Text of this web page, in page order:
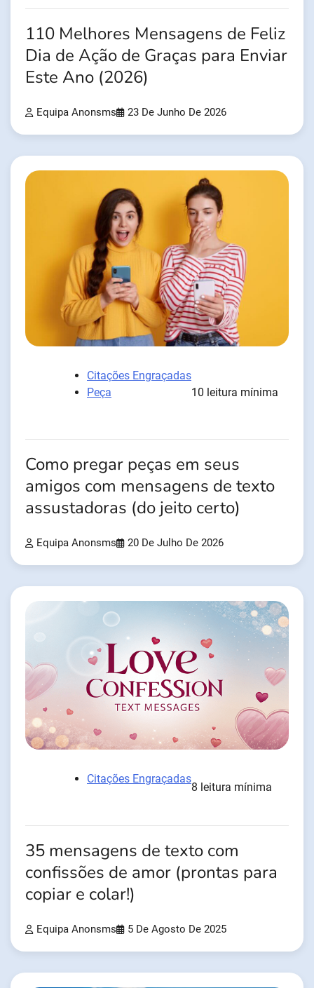
110 Melhores Mensagens de Feliz
Dia de Ação de Graças para Enviar
Este Ano (2026)
Equipa Anonsms 23 De Junho De 2026
Citações Engraçadas
Peça
10 leitura mínima
Como pregar peças em seus
amigos com mensagens de texto
assustadoras (do jeito certo)
Equipa Anonsms 20 De Julho De 2026
Citações Engraçadas
8 leitura mínima
35 mensagens de texto com
confissões de amor (prontas para
copiar e colar!)
Equipa Anonsms 5 De Agosto De 2025